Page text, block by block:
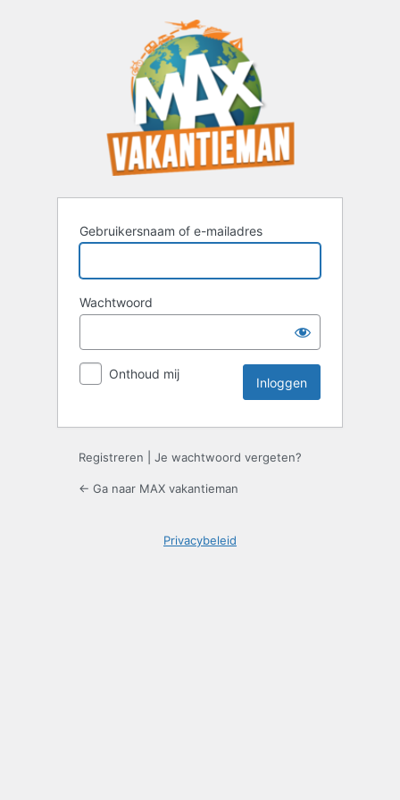
Gebruikersnaam of e-mailadres
Wachtwoord
Onthoud mij
Registreren Je wachtwoord vergeten?
← Ga naar MAX vakantieman
Privacybeleid